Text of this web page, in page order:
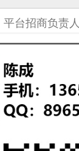
平台招商负责人